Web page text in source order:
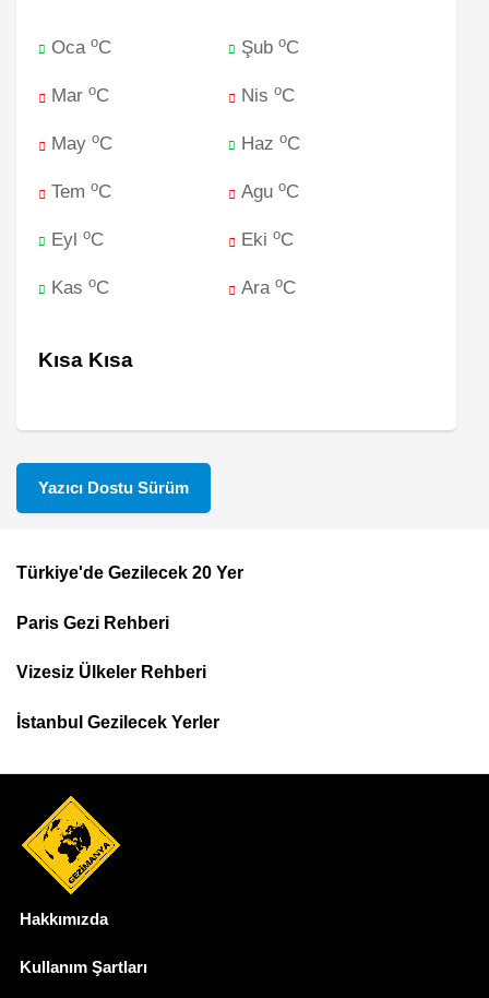
Oca oC ŞuboC
Mar oC NisoC
May oC HazoC
Tem oC AguoC
Eyl oC EkioC
Kas oC AraoC
Kısa Kısa
Yazıcı Dostu Sürüm
Top
Menu
Türkiye'de Gezilecek 20 Yer
Paris Gezi Rehberi
Vizesiz Ülkeler Rehberi
İstanbul Gezilecek Yerler
Hakkımızda
Kullanım Şartları